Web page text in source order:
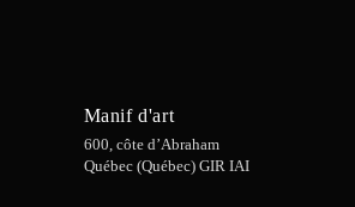
Manif d'art
600, côte d’Abraham
Québec (Québec) GIR IAI